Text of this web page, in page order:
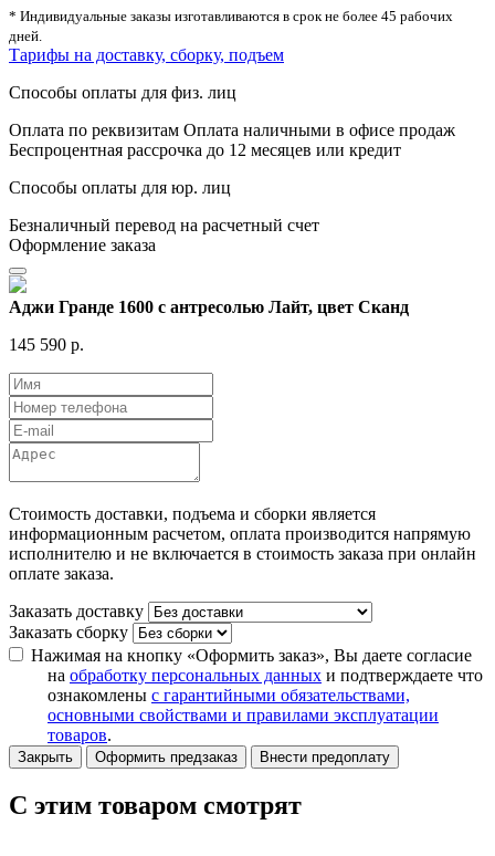
* Индивидуальные заказы изготавливаются в срок не более 45 рабочих
дней.
Тарифы на доставку, сборку, подъем
Способы оплаты для физ. лиц
Оплата по реквизитам Оплата наличными в офисе продаж
Беспроцентная рассрочка до 12 месяцев или кредит
Способы оплаты для юр. лиц
Безналичный перевод на расчетный счет
Оформление заказа
Аджи Гранде 1600 с антресолью Лайт, цвет Сканд
145 590 р.
Стоимость доставки, подъема и сборки является
информационным расчетом, оплата производится напрямую
исполнителю и не включается в стоимость заказа при онлайн
оплате заказа.
Заказать доставку
Заказать сборку
Нажимая на кнопку «Оформить заказ», Вы даете согласие
на обработку персональных данных и подтверждаете что
ознакомлены с гарантийными обязательствами,
основными свойствами и правилами эксплуатации
товаров.
Закрыть Оформить предзаказ Внести предоплату
С этим товаром смотрят